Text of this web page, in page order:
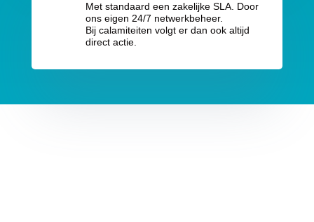
Met standaard een zakelijke SLA. Door
ons eigen 24/7 netwerkbeheer.
Bij calamiteiten volgt er dan ook altijd
direct actie.